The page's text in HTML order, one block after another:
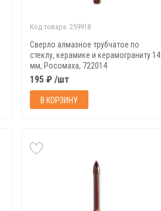
Код товара: 259918
Сверло алмазное трубчатое по
стеклу, керамике и керамограниту 14
мм, Росомаха, 722014
195 ₽ /шт
В КОРЗИНУ